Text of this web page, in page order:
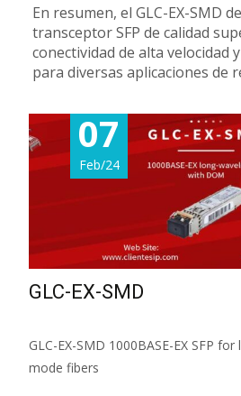
En resumen, el GLC-EX-SMD
transceptor SFP de calidad
conectividad de alta velocidad
para diversas aplicaciones de
07
Feb/24
GLC-EX-SMD
GLC-EX-SMD 1000BASE-EX SFP
mode fibers